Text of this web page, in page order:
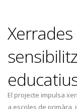
El projecte impulsa
a escoles de primàra,